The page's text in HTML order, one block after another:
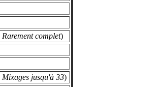
Rarement complet)
Mixages jusqu'à 33)